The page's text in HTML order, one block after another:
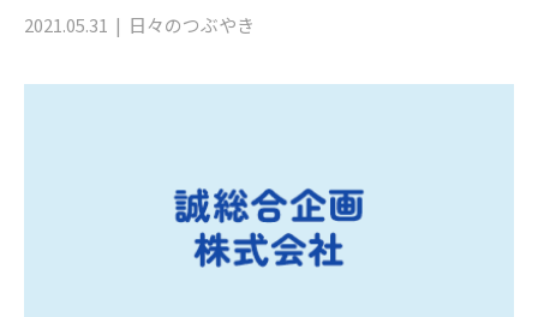
2021.05.31
日々のつぶやき